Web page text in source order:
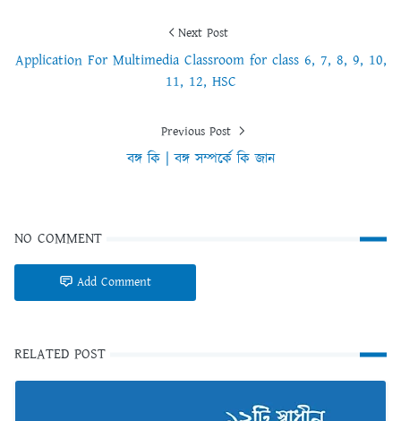
Next Post
Application For Multimedia Classroom for class 6, 7, 8, 9, 10,
11, 12, HSC
Previous Post
বঙ্গ কি | বঙ্গ সম্পর্কে কি জান
NO COMMENT
Add Comment
RELATED POST